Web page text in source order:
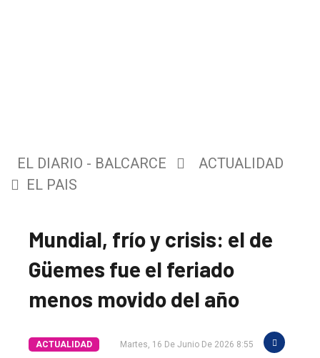
EL DIARIO - BALCARCE
ACTUALIDAD
EL PAIS
Mundial, frío y crisis: el de
Güemes fue el feriado
menos movido del año
ACTUALIDAD Martes, 16 De Junio De 2026 8:55